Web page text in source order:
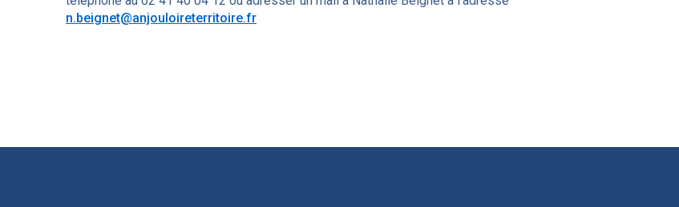
n.beignet@anjouloireterritoire.fr